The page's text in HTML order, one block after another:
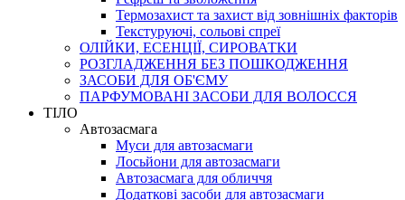
Термозахист та захист від зовнішніх факторів
Текстуруючі, сольові спреї
ОЛІЙКИ, ЕСЕНЦІЇ, СИРОВАТКИ
РОЗГЛАДЖЕННЯ БЕЗ ПОШКОДЖЕННЯ
ЗАСОБИ ДЛЯ ОБ'ЄМУ
ПАРФУМОВАНІ ЗАСОБИ ДЛЯ ВОЛОССЯ
ТІЛО
Автозасмага
Муси для автозасмаги
Лосьйони для автозасмаги
Автозасмага для обличчя
Додаткові засоби для автозасмаги